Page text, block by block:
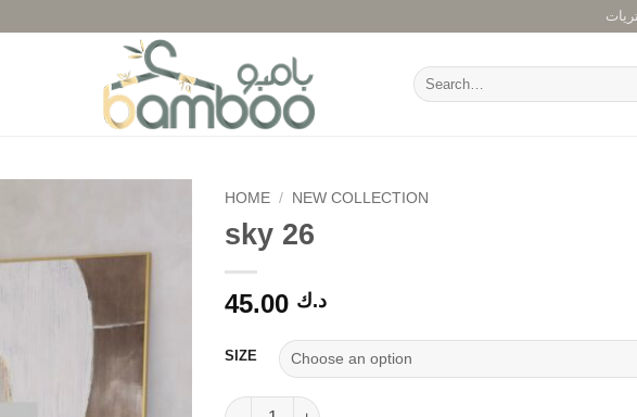
Search
for:
HOME / NEW COLLECTION
sky 26
د.ك
SIZE
sky 26 quantity